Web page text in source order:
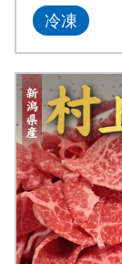
冷凍